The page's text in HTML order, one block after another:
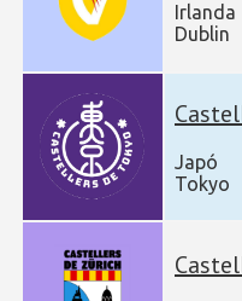
Irlanda
Dublin
Japó
Tokyo